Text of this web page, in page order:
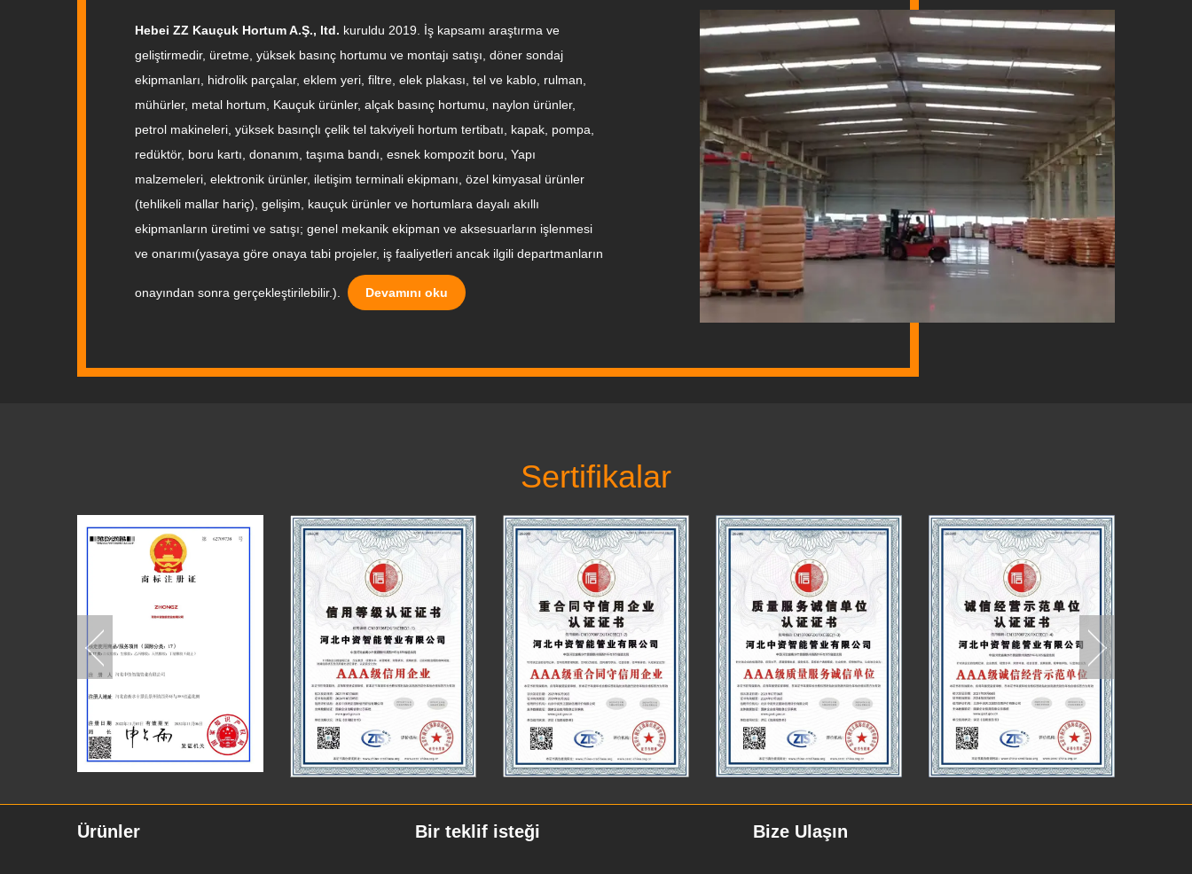
Hebei ZZ Kauçuk Hortum A.Ş., ltd. kuruldu 2019. İş kapsamı araştırma ve
geliştirmedir, üretme, yüksek basınç hortumu ve montajı satışı, döner sondaj
ekipmanları, hidrolik parçalar, eklem yeri, filtre, elek plakası, tel ve kablo, rulman,
mühürler, metal hortum, Kauçuk ürünler, alçak basınç hortumu, naylon ürünler,
petrol makineleri, yüksek basınçlı çelik tel takviyeli hortum tertibatı, kapak, pompa,
redüktör, boru kartı, donanım, taşıma bandı, esnek kompozit boru, Yapı
malzemeleri, elektronik ürünler, iletişim terminali ekipmanı, özel kimyasal ürünler
(tehlikeli mallar hariç), gelişim, kauçuk ürünler ve hortumlara dayalı akıllı
ekipmanların üretimi ve satışı; genel mekanik ekipman ve aksesuarların işlenmesi
ve onarımı(yasaya göre onaya tabi projeler, iş faaliyetleri ancak ilgili departmanların
onayından sonra gerçekleştirilebilir.). Devamını oku
Sertifikalar
Ürünler Bir teklif isteği Bize Ulaşın